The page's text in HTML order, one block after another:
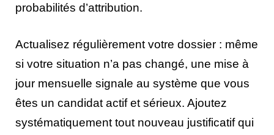
probabilités d’attribution.
Actualisez régulièrement votre dossier : même
si votre situation n’a pas changé, une mise à
jour mensuelle signale au système que vous
êtes un candidat actif et sérieux. Ajoutez
systématiquement tout nouveau justificatif qui